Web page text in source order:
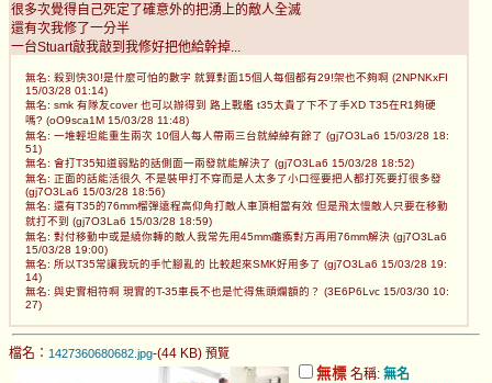
很多次覺得自己死定了確意外的把湧上的敵人全滅
還有次我修了一分半
一台Stuart敲我敲到我修好把他給幹掉...
無名: 殺到快30!是什麼可怕的數字 就算對面15個人每個都有29!架也不夠啊 (2NPNKxFI
15/03/28 01:14)
無名: smk 有隊友cover 也可以辦得到 路上戰艦 t35太貴了下不了手XD T35在R1夠硬
嗎? (oO9sca1M 15/03/28 11:48)
無名: 一堆輕坦能重生兩次 10個人每人帶兩三台就綽綽有餘了 (gj7O3La6 15/03/28 18:
51)
無名: 會打T35知道弱點的話側面一兩發就能解決了 (gj7O3La6 15/03/28 18:52)
無名: 正面的話能活很久 不是裝甲打不穿而是人太多了小口徑要把人都打死要打很多發
(gj7O3La6 15/03/28 18:56)
無名: 還有T35的76mm榴彈遠程高仰角打敵人車頂相當有效 但是飛太慢敵人只要在移動
就打不到 (gj7O3La6 15/03/28 18:59)
無名: 對付移動中或是繞你轉的敵人我常先用45mm癱瘓對方再用76mm解決 (gj7O3La6
15/03/28 19:00)
無名: 所以T35常讓我玩的手忙腳亂的 比較起來SMK好用多了 (gj7O3La6 15/03/28 19:
14)
無名: 與史實相符啊 現實的T-35車長不也是忙得焦頭爛額的？ (3E6P6Lvc 15/03/30 10:
27)
檔名： 1427360680682.jpg-(44 KB) 預覽
無標 名稱: 無名